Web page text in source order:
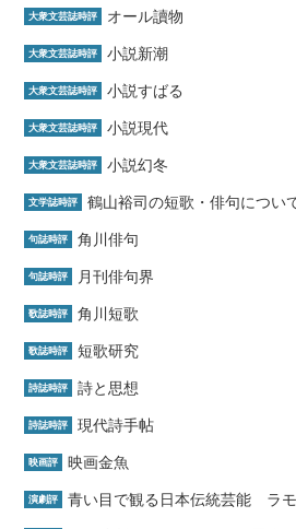
大衆文芸誌時評 オール讀物
大衆文芸誌時評 小説新潮
大衆文芸誌時評 小説すばる
大衆文芸誌時評 小説現代
大衆文芸誌時評 小説幻冬
文学誌時評 鶴山裕司の短歌・俳句につい
句誌時評 角川俳句
句誌時評 月刊俳句界
歌誌時評 角川短歌
歌誌時評 短歌研究
詩誌時評 詩と思想
詩誌時評 現代詩手帖
映画評 映画金魚
演劇評 青い目で観る日本伝統芸能 ラ